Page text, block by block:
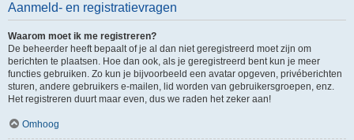
Aanmeld- en registratievragen
Waarom moet ik me registreren?
De beheerder heeft bepaalt of je al dan niet geregistreerd moet zijn om
berichten te plaatsen. Hoe dan ook, als je geregistreerd bent kun je meer
functies gebruiken. Zo kun je bijvoorbeeld een avatar opgeven, privéberichten
sturen, andere gebruikers e-mailen, lid worden van gebruikersgroepen, enz.
Het registreren duurt maar even, dus we raden het zeker aan!
Omhoog